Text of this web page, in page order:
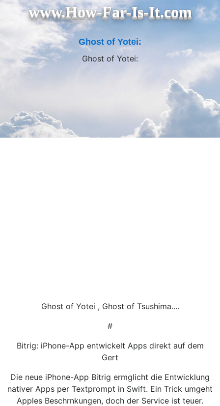
www.How-Far-Is-It.com
Ghost of Yotei:
Ghost of Yotei:
Ghost of Yotei , Ghost of Tsushima....
#
Bitrig: iPhone-App entwickelt Apps direkt auf dem
Gert
Die neue iPhone-App Bitrig ermglicht die Entwicklung
nativer Apps per Textprompt in Swift. Ein Trick umgeht
Apples Beschrnkungen, doch der Service ist teuer.